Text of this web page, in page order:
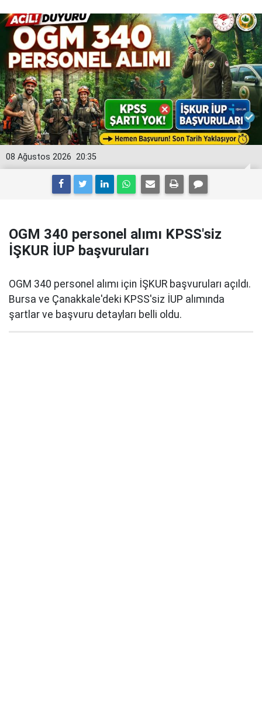
20:35
08 Ağustos 2026
OGM 340 personel alımı KPSS'siz
İŞKUR İUP başvuruları
OGM 340 personel alımı için İŞKUR başvuruları açıldı.
Bursa ve Çanakkale'deki KPSS'siz İUP alımında
şartlar ve başvuru detayları belli oldu.